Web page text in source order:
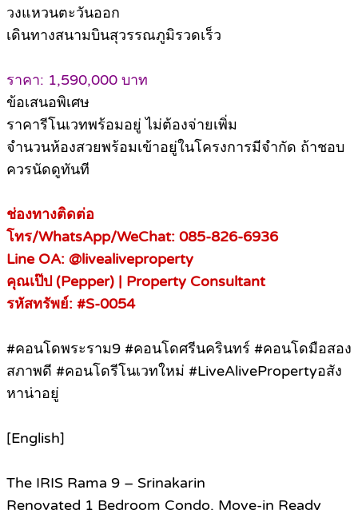
วงแหวนตะวันออก
เดินทางสนามบินสุวรรณภูมิรวดเร็ว
ราคา: 1,590,000 บาท
ข้อเสนอพิเศษ
ราคารีโนเวทพร้อมอยู่ ไม่ต้องจ่ายเพิ่ม
จำนวนห้องสวยพร้อมเข้าอยู่ในโครงการมีจำกัด ถ้าชอบ
ควรนัดดูทันที
ช่องทางติดต่อ
โทร/WhatsApp/WeChat: 085-826-6936
Line OA: @livealiveproperty
คุณเป๊ป (Pepper) | Property Consultant
รหัสทรัพย์: #S-0054
#คอนโดพระราม9 #คอนโดศรีนครินทร์ #คอนโดมือสอง
สภาพดี #คอนโดรีโนเวทใหม่ #LiveAlivePropertyอสัง
หาน่าอยู่
[English]
The IRIS Rama 9 – Srinakarin
Renovated 1 Bedroom Condo, Move-in Ready